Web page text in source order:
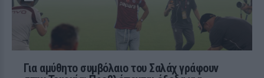
Για αμύθητο συμβόλαιο του Σαλάχ γράφουν